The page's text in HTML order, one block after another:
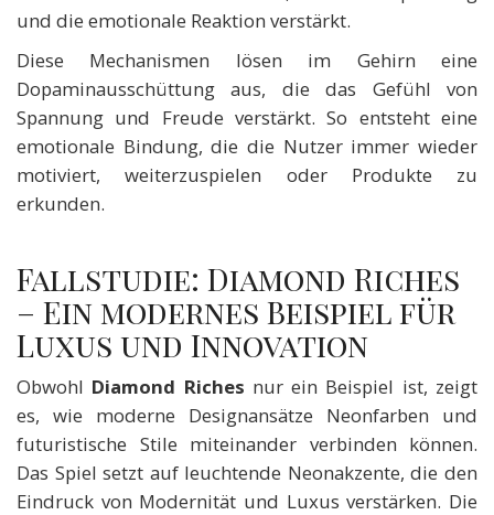
und die emotionale Reaktion verstärkt.
Diese Mechanismen lösen im Gehirn eine
Dopaminausschüttung aus, die das Gefühl von
Spannung und Freude verstärkt. So entsteht eine
emotionale Bindung, die die Nutzer immer wieder
motiviert, weiterzuspielen oder Produkte zu
erkunden.
Fallstudie: Diamond Riches
– Ein modernes Beispiel für
Luxus und Innovation
Obwohl Diamond Riches nur ein Beispiel ist, zeigt
es, wie moderne Designansätze Neonfarben und
futuristische Stile miteinander verbinden können.
Das Spiel setzt auf leuchtende Neonakzente, die den
Eindruck von Modernität und Luxus verstärken. Die